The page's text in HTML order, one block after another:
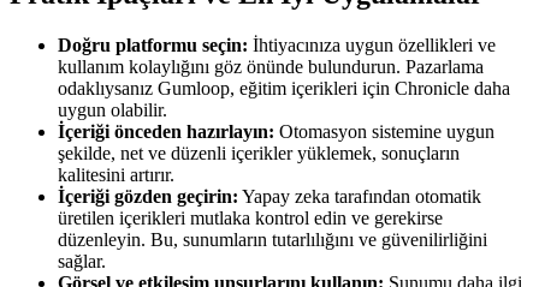
Doğru platformu seçin: İhtiyacınıza uygun özellikleri ve
kullanım kolaylığını göz önünde bulundurun. Pazarlama
odaklıysanız Gumloop, eğitim içerikleri için Chronicle daha
uygun olabilir.
İçeriği önceden hazırlayın: Otomasyon sistemine uygun
şekilde, net ve düzenli içerikler yüklemek, sonuçların
kalitesini artırır.
İçeriği gözden geçirin: Yapay zeka tarafından otomatik
üretilen içerikleri mutlaka kontrol edin ve gerekirse
düzenleyin. Bu, sunumların tutarlılığını ve güvenilirliğini
sağlar.
Görsel ve etkileşim unsurlarını kullanın: Sunumu daha ilgi